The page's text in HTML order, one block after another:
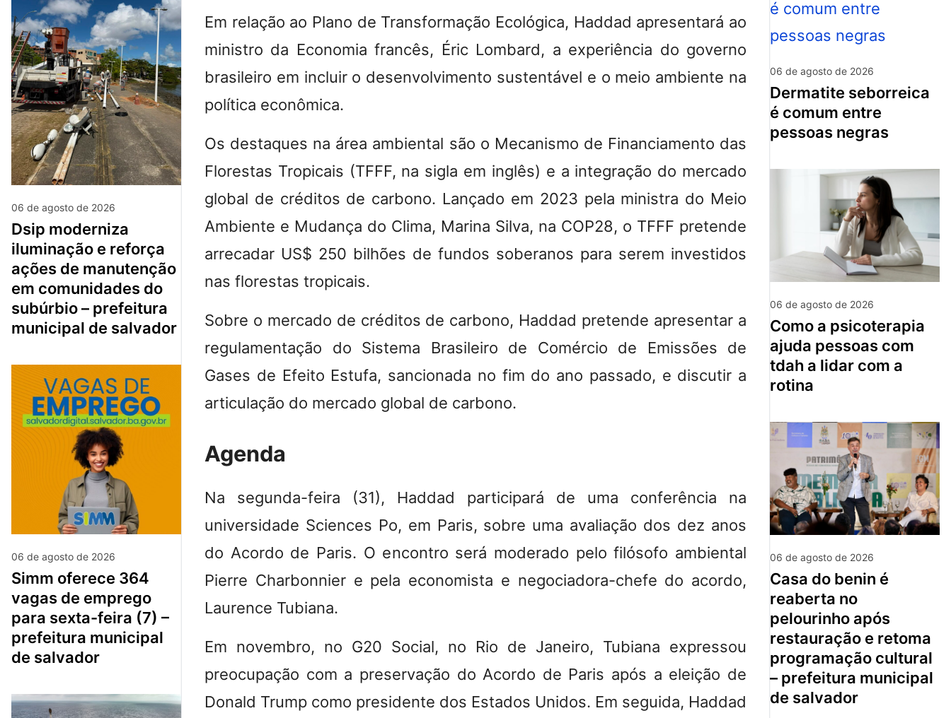
06 de agosto de 2026
dsip moderniza
iluminação e reforça
ações de manutenção
em comunidades do
subúrbio – prefeitura
municipal de salvador
06 de agosto de 2026
simm oferece 364
vagas de emprego
para sexta-feira (7) –
prefeitura municipal
de salvador
Em relação ao Plano de Transformação Ecológica, Haddad apresentará ao
ministro da Economia francês, Éric Lombard, a experiência do governo
brasileiro em incluir o desenvolvimento sustentável e o meio ambiente na
política econômica.
Os destaques na área ambiental são o Mecanismo de Financiamento das
Florestas Tropicais (TFFF, na sigla em inglês) e a integração do mercado
global de créditos de carbono. Lançado em 2023 pela ministra do Meio
Ambiente e Mudança do Clima, Marina Silva, na COP28, o TFFF pretende
arrecadar US$ 250 bilhões de fundos soberanos para serem investidos
nas florestas tropicais.
Sobre o mercado de créditos de carbono, Haddad pretende apresentar a
regulamentação do Sistema Brasileiro de Comércio de Emissões de
Gases de Efeito Estufa, sancionada no fim do ano passado, e discutir a
articulação do mercado global de carbono.
Agenda
Na segunda-feira (31), Haddad participará de uma conferência na
universidade Sciences Po, em Paris, sobre uma avaliação dos dez anos
do Acordo de Paris. O encontro será moderado pelo filósofo ambiental
Pierre Charbonnier e pela economista e negociadora-chefe do acordo,
Laurence Tubiana.
Em novembro, no G20 Social, no Rio de Janeiro, Tubiana expressou
preocupação com a preservação do Acordo de Paris após a eleição de
Donald Trump como presidente dos Estados Unidos. Em seguida, Haddad
06 de agosto de 2026
dermatite seborreica
é comum entre
pessoas negras
06 de agosto de 2026
como a psicoterapia
ajuda pessoas com
tdah a lidar com a
rotina
06 de agosto de 2026
casa do benin é
reaberta no
pelourinho após
restauração e retoma
programação cultural
– prefeitura municipal
de salvador